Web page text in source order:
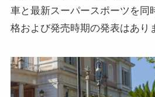
車と最新スーパースポーツを同
格および発売時期の発表はあり